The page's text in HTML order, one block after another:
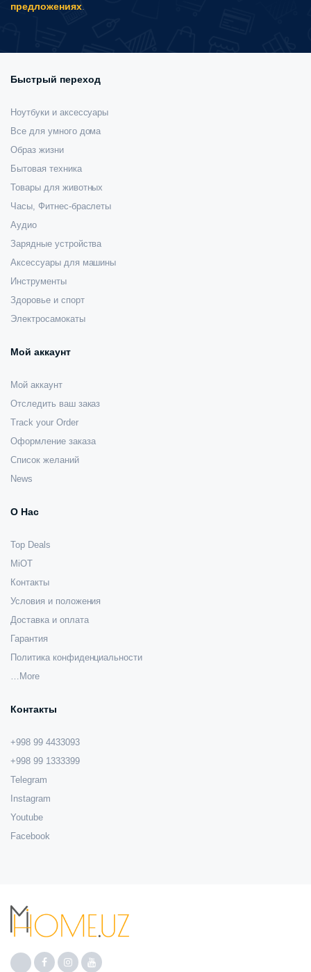
странице
предложениях.
Быстрый переход
Ноутбуки и аксессуары
Все для умного дома
Образ жизни
Бытовая техника
Товары для животных
Часы, Фитнес-браслеты
Аудио
Зарядные устройства
Аксессуары для машины
Инструменты
Здоровье и спорт
Электросамокаты
Мой аккаунт
Мой аккаунт
Отследить ваш заказ
Track your Order
Оформление заказа
Список желаний
News
О Нас
Top Deals
MiOT
Контакты
Условия и положения
Доставка и оплата
Гарантия
Политика конфиденциальности
…More
Контакты
+998 99 4433093
+998 99 1333399
Telegram
Instagram
Youtube
Facebook